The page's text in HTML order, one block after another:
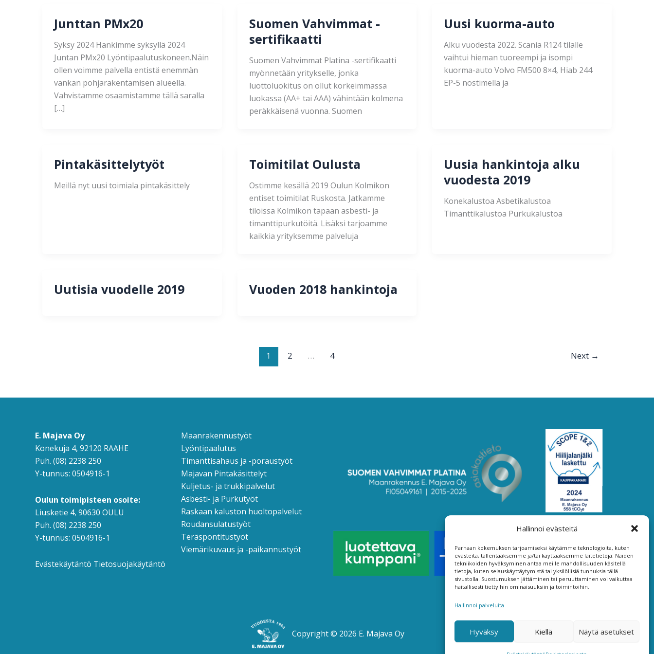
Hallinnoi evästeitä
Parhaan kokemuksen tarjoamiseksi käytämme teknologioita, kuten
evästeitä, tallentaaksemme ja/tai käyttääksemme laitetietoja. Näiden
tekniikoiden hyväksyminen antaa meille mahdollisuuden käsitellä
tietoja, kuten selauskäyttäytymistä tai yksilöllisiä tunnuksia tällä
sivustolla. Suostumuksen jättäminen tai peruuttaminen voi vaikuttaa
haitallisesti tiettyihin ominaisuuksiin ja toimintoihin.
Hallinnoi palveluita
Hyväksy Kiellä Näytä asetukset
Junttan PMx20
Syksy 2024 Hankimme syksyllä 2024
Juntan PMx20 Lyöntipaalutuskoneen.Näin
ollen voimme palvella entistä enemmän
vankan pohjarakentamisen alueella.
Vahvistamme osaamistamme tällä saralla
[…]
Suomen Vahvimmat -
sertifikaatti
Suomen Vahvimmat Platina -sertifikaatti
myönnetään yritykselle, jonka
luottoluokitus on ollut korkeimmassa
luokassa (AA+ tai AAA) vähintään kolmena
peräkkäisenä vuonna. Suomen
Uusi kuorma-auto
Alku vuodesta 2022. Scania R124 tilalle
vaihtui hieman tuoreempi ja isompi
kuorma-auto Volvo FM500 8×4, Hiab 244
EP-5 nostimella ja
Pintakäsittelytyöt
Meillä nyt uusi toimiala pintakäsittely
Toimitilat Oulusta
Ostimme kesällä 2019 Oulun Kolmikon
entiset toimitilat Ruskosta. Jatkamme
tiloissa Kolmikon tapaan asbesti- ja
timanttipurkutöitä. Lisäksi tarjoamme
kaikkia yrityksemme palveluja
Uusia hankintoja alku
vuodesta 2019
Konekalustoa Asbetikalustoa
Timanttikalustoa Purkukalustoa
Uutisia vuodelle 2019 Vuoden 2018 hankintoja
1 2 … 4 Next →
E. Majava Oy
Konekuja 4, 92120 RAAHE
Puh. (08) 2238 250
Y-tunnus: 0504916-1
Oulun toimipisteen osoite:
Liusketie 4, 90630 OULU
Puh. (08) 2238 250
Y-tunnus: 0504916-1
Evästekäytäntö Tietosuojakäytäntö
Maanrakennustyöt
Lyöntipaalutus
Timanttisahaus ja -poraustyöt
Majavan Pintakäsittelyt
Kuljetus- ja trukkipalvelut
Asbesti- ja Purkutyöt
Raskaan kaluston huoltopalvelut
Roudansulatustyöt
Teräspontitustyöt
Viemärikuvaus ja -paikannustyöt
Copyright © 2026 E. Majava Oy